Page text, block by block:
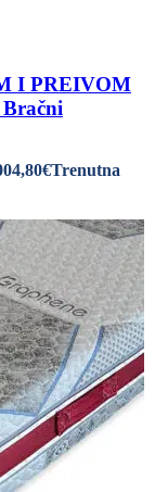
I PREIVOM
€Trenutna